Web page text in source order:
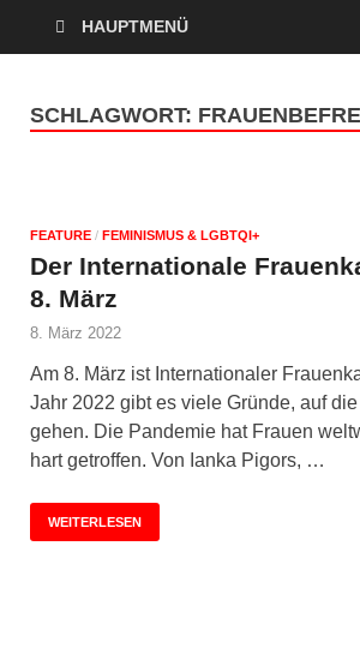
HAUPTMENÜ
SCHLAGWORT:
FEATURE / FEMINISMUS & LGBTQI+
Der Internationale
8. März
8. März 2022
Am 8. März ist Internationaler
Jahr 2022 gibt es viele Gründe, auf
gehen. Die Pandemie hat Frauen
hart getroffen. Von Ianka Pigors, …
WEITERLESEN